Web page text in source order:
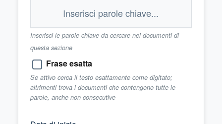
Inserisci le parole chiave da cercare nei documenti di
questa sezione
Frase esatta
Se attivo cerca il testo esattamente come digitato;
altrimenti trova i documenti che contengono tutte le
parole, anche non consecutive